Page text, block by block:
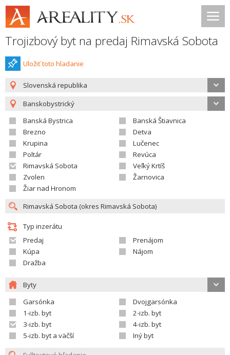
Trojizbový byt na predaj Rimavská Sobota
Uložiť toto hladanie
Slovenská republika
Banskobystrický
Banská Bystrica
Banská Štiavnica
Brezno
Detva
Krupina
Lučenec
Poltár
Revúca
Rimavská Sobota
Veľký Krtíš
Zvolen
Žarnovica
Žiar nad Hronom
Typ inzerátu
Predaj
Prenájom
Kúpa
Nájom
Dražba
Byty
Garsónka
Dvojgarsónka
1-izb. byt
2-izb. byt
3-izb. byt
4-izb. byt
5-izb. byt a väčší
Iný byt